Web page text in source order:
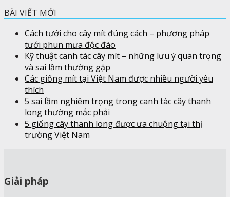
BÀI VIẾT MỚI
Cách tưới cho cây mít đúng cách – phương pháp
tưới phun mưa độc đáo
Kỹ thuật canh tác cây mít – những lưu ý quan trọng
và sai lầm thường gặp
Các giống mít tại Việt Nam được nhiều người yêu
thích
5 sai lầm nghiêm trọng trong canh tác cây thanh
long thường mắc phải
5 giống cây thanh long được ưa chuộng tại thị
trường Việt Nam
Giải pháp